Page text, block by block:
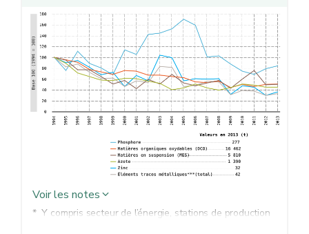
Voir les notes
* Y compris secteur de l’énergie, stations de production